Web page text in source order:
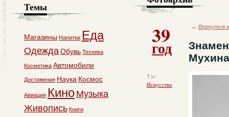
39
год
Тэг:
Искусство
← Вернутся
Мухина
Темы
Магазины Напитки Еда
ОдеждаОбувь Техника
Косметика Автомобили
Достижения Наука Космос
Авиация Кино Музыка
Живопись Книги